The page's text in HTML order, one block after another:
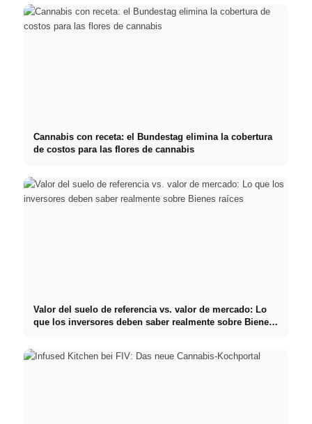
Cannabis con receta: el Bundestag elimina la cobertura
de costos para las flores de cannabis
Valor del suelo de referencia vs. valor de mercado: Lo
que los inversores deben saber realmente sobre Bienes